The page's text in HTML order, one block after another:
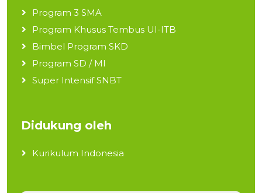
Program 3 SMA
Program Khusus Tembus UI-ITB
Bimbel Program SKD
Program SD / MI
Super Intensif SNBT
Didukung oleh
Kurikulum Indonesia